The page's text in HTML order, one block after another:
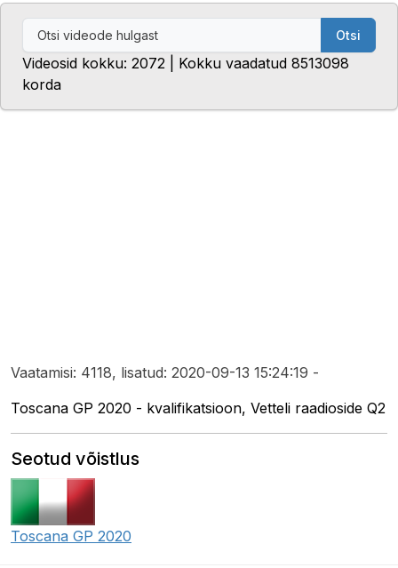
Otsi
Videosid kokku: 2072 | Kokku vaadatud 8513098
korda
Vaatamisi: 4118, lisatud: 2020-09-13 15:24:19 -
Toscana GP 2020 - kvalifikatsioon, Vetteli raadioside Q2
Seotud võistlus
Toscana GP 2020